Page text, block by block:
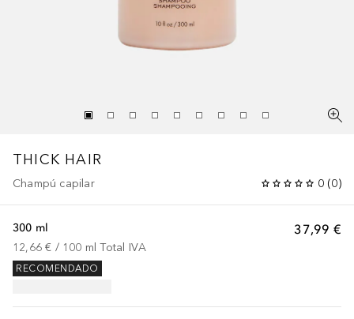
THICK HAIR
Champú capilar 0 (0)
37,99 €
300 ml
12,66 € / 100 ml Total IVA
RECOMENDADO